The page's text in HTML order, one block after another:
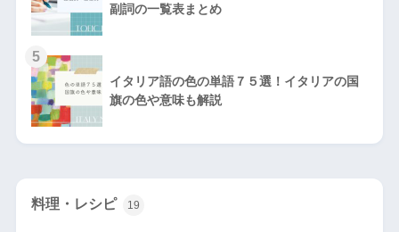
副詞の一覧表まとめ
5
イタリア語の色の単語７５選！イタリアの国
旗の色や意味も解説
料理・レシピ 19